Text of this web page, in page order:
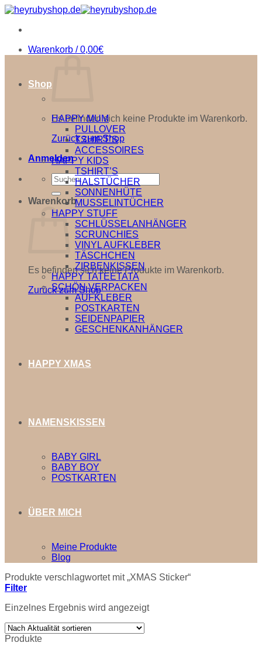
Zum
springen
Warenkorb /0,00€
Es befinden sich keine Produkte im Warenkorb.
Zurück zum Shop
Anmelden
Suche
nach:
Warenkorb
Es befinden sich keine Produkte im Warenkorb.
Zurück zum Shop
Shop
HAPPY MUM
PULLOVER
TSHIRT’S
ACCESSOIRES
HAPPY KIDS
TSHIRT’S
HALSTÜCHER
SONNENHÜTE
MUSSELINTÜCHER
HAPPY STUFF
SCHLÜSSELANHÄNGER
SCRUNCHIES
VINYL AUFKLEBER
TÄSCHCHEN
ZIRBENKISSEN
HAPPY TATEETATA
SCHÖN VERPACKEN
AUFKLEBER
POSTKARTEN
SEIDENPAPIER
GESCHENKANHÄNGER
HAPPY XMAS
NAMENSKISSEN
BABY GIRL
BABY BOY
POSTKARTEN
ÜBER MICH
Meine Produkte
Blog
Produkte verschlagwortet mit „XMAS Sticker“
Filter
Einzelnes Ergebnis wird angezeigt
Produkte